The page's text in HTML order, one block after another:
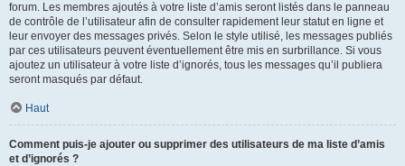
forum. Les membres ajoutés à votre liste d’amis seront listés dans le panneau
de contrôle de l’utilisateur afin de consulter rapidement leur statut en ligne et
leur envoyer des messages privés. Selon le style utilisé, les messages publiés
par ces utilisateurs peuvent éventuellement être mis en surbrillance. Si vous
ajoutez un utilisateur à votre liste d’ignorés, tous les messages qu’il publiera
seront masqués par défaut.
Haut
Comment puis-je ajouter ou supprimer des utilisateurs de ma liste d’amis
et d’ignorés ?